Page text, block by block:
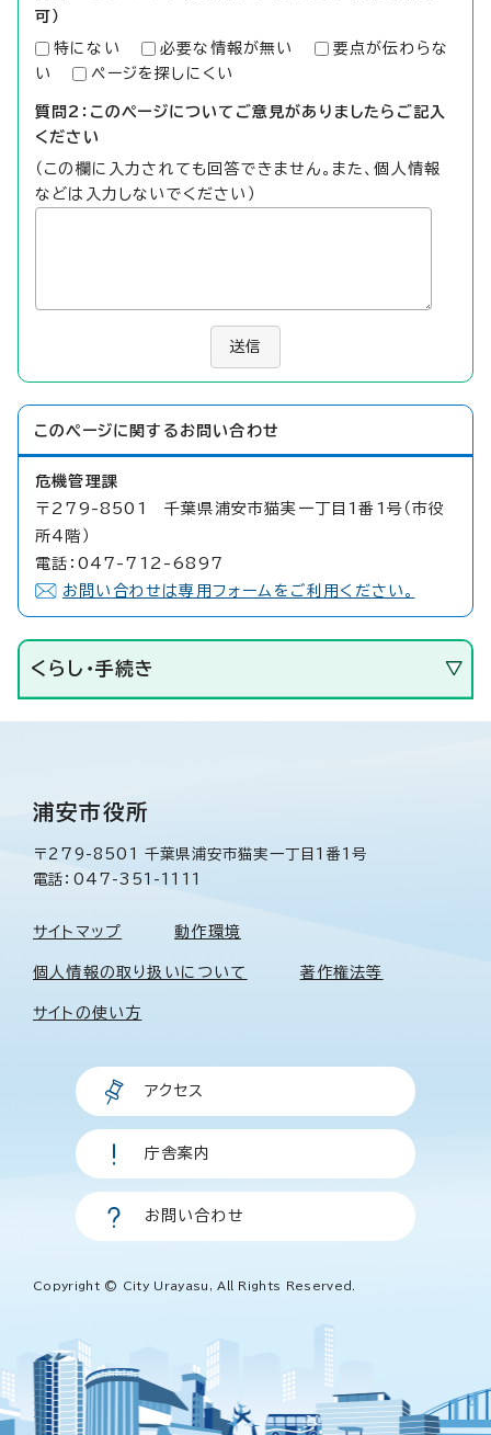
可）
特にない 必要な情報が無い
要点が伝わらな
い
ページを探しにくい
質問2：このページについてご意見がありましたらご記入
ください
（この欄に入力されても回答できません。また、個人情報
などは入力しないでください）
送信
このページに関する お問い合わせ
危機管理課
〒279-8501 千葉県浦安市猫実一丁目1番1号（市役
所4階）
電話：047-712-6897
お問い合わせは専用フォームをご利用ください。
くらし・手続き
浦安市役所
〒279-8501 千葉県浦安市猫実一丁目1番1号
電話：047-351-1111
サイトマップ 動作環境
個人情報の取り扱いについて 著作権法等
サイトの使い方
アクセス
庁舎案内
お問い合わせ
Copyright © City Urayasu, All Rights Reserved.